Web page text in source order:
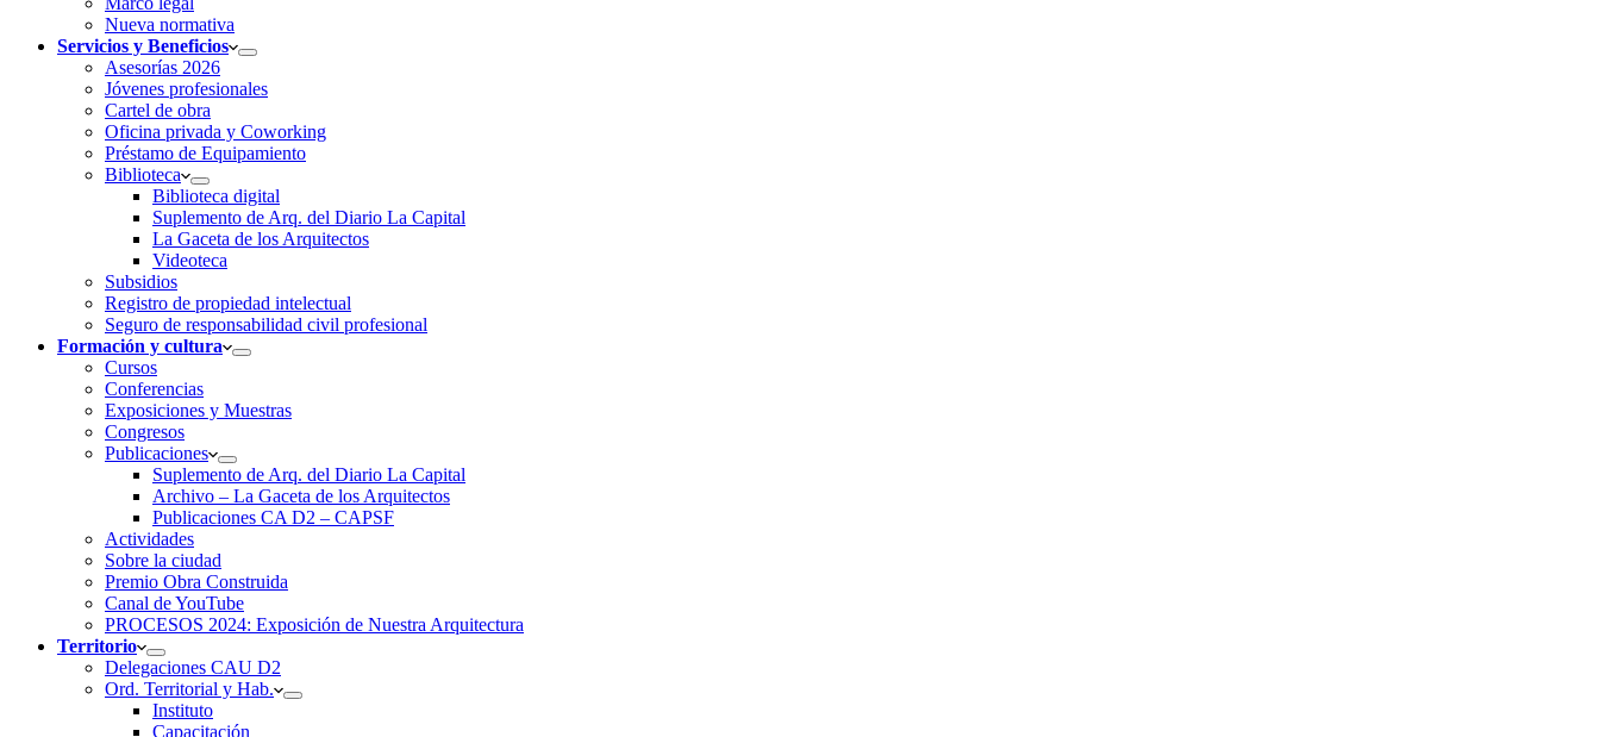
Nueva normativa
Servicios y Beneficios
Asesorías 2026
Jóvenes profesionales
Cartel de obra
Oficina privada y Coworking
Préstamo de Equipamiento
Biblioteca
Biblioteca digital
Suplemento de Arq. del Diario La Capital
La Gaceta de los Arquitectos
Videoteca
Subsidios
Registro de propiedad intelectual
Seguro de responsabilidad civil profesional
Formación y cultura
Cursos
Conferencias
Exposiciones y Muestras
Congresos
Publicaciones
Suplemento de Arq. del Diario La Capital
Archivo – La Gaceta de los Arquitectos
Publicaciones CA D2 – CAPSF
Actividades
Sobre la ciudad
Premio Obra Construida
Canal de YouTube
PROCESOS 2024: Exposición de Nuestra Arquitectura
Territorio
Delegaciones CAU D2
Ord. Territorial y Hab.
Instituto
Capacitación